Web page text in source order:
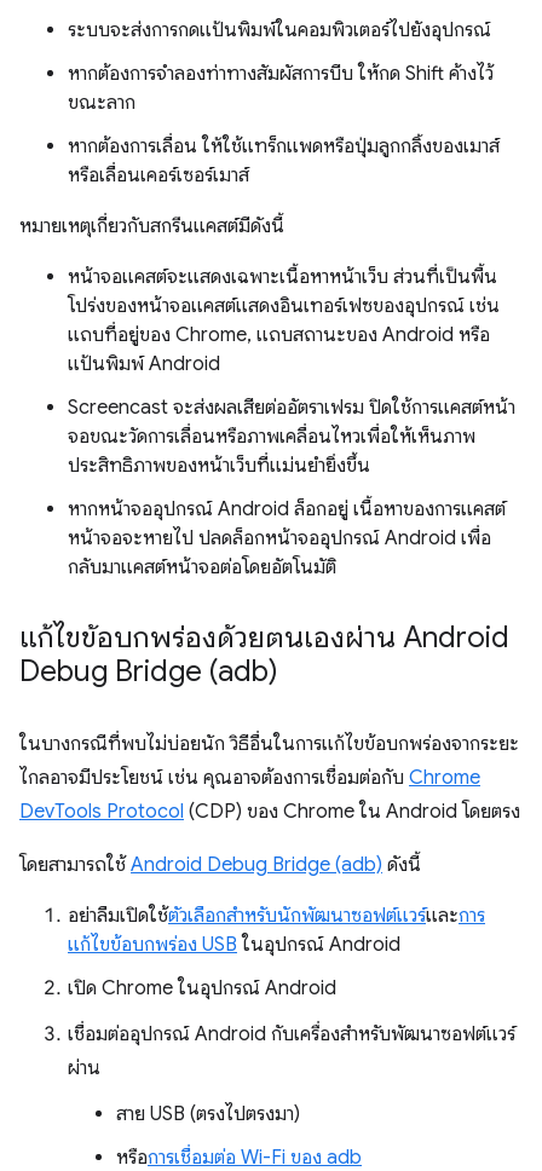
ระบบจะส่งการกดแป้นพิมพ์ในคอมพิวเตอร์ไปยังอุปกรณ์
หากต้องการจำลองท่าทางสัมผัสการบีบ ให้กด Shift ค้างไว้
ขณะลาก
หากต้องการเลื่อน ให้ใช้แทร็กแพดหรือปุ่มลูกกลิ้งของเมาส์
หรือเลื่อนเคอร์เซอร์เมาส์
หมายเหตุเกี่ยวกับสกรีนแคสต์มีดังนี้
หน้าจอแคสต์จะแสดงเฉพาะเนื้อหาหน้าเว็บ ส่วนที่เป็นพื้น
โปร่งของหน้าจอแคสต์แสดงอินเทอร์เฟซของอุปกรณ์ เช่น
แถบที่อยู่ของ Chrome, แถบสถานะของ Android หรือ
แป้นพิมพ์ Android
Screencast จะส่งผลเสียต่ออัตราเฟรม ปิดใช้การแคสต์หน้า
จอขณะวัดการเลื่อนหรือภาพเคลื่อนไหวเพื่อให้เห็นภาพ
ประสิทธิภาพของหน้าเว็บที่แม่นยำยิ่งขึ้น
หากหน้าจออุปกรณ์ Android ล็อกอยู่ เนื้อหาของการแคสต์
หน้าจอจะหายไป ปลดล็อกหน้าจออุปกรณ์ Android เพื่อ
กลับมาแคสต์หน้าจอต่อโดยอัตโนมัติ
แก้ไขข้อบกพร่องด้วยตนเองผ่าน Android
Debug Bridge (adb)
ในบางกรณีที่พบไม่บ่อยนัก วิธีอื่นในการแก้ไขข้อบกพร่องจากระยะ
ไกลอาจมีประโยชน์ เช่น คุณอาจต้องการเชื่อมต่อกับ Chrome
DevTools Protocol (CDP) ของ Chrome ใน Android โดยตรง
โดยสามารถใช้Android Debug Bridge (adb) ดังนี้
อย่าลืมเปิดใช้ตัวเลือกสำหรับนักพัฒนาซอฟต์แวร์และการ
แก้ไขข้อบกพร่อง USB ในอุปกรณ์ Android
เปิด Chrome ในอุปกรณ์ Android
เชื่อมต่ออุปกรณ์ Android กับเครื่องสำหรับพัฒนาซอฟต์แวร์
ผ่าน
สาย USB (ตรงไปตรงมา)
หรือการเชื่อมต่อ Wi-Fi ของ adb